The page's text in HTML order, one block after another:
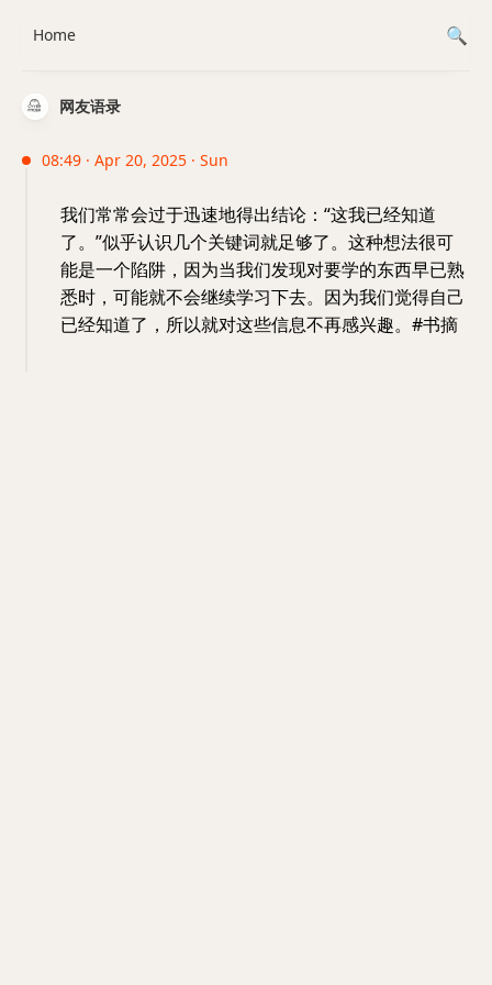
网友语录
08:49 · Apr 20, 2025 · Sun
我们常常会过于迅速地得出结论：“这我已经知道
了。”似乎认识几个关键词就足够了。这种想法很可
能是一个陷阱，因为当我们发现对要学的东西早已熟
悉时，可能就不会继续学习下去。因为我们觉得自己
已经知道了，所以就对这些信息不再感兴趣。#书摘
Home